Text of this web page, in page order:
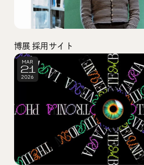
Social
@iDID_team 平日ほぼ毎日投稿
Project byFOURDIGIT,SHIFTBRAIN
Privacy Policy
博展 採用サイト
MAR
21
2026